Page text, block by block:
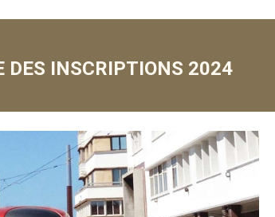
DES INSCRIPTIONS 2024